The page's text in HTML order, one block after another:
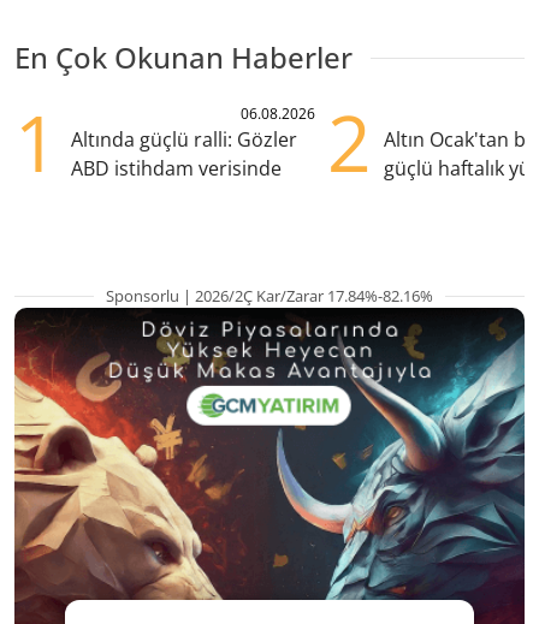
En Çok Okunan Haberler
1 06.08.2026
Altında güçlü ralli: Gözler
ABD istihdam verisinde
2
Altın Ocak'tan
güçlü haftalık
Sponsorlu | 2026/2Ç Kar/Zarar 17.84%-82.16%